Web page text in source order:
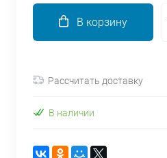
В корзину
Рассчитать доставку
В наличии
Остались
8 800 302-
plait.ru